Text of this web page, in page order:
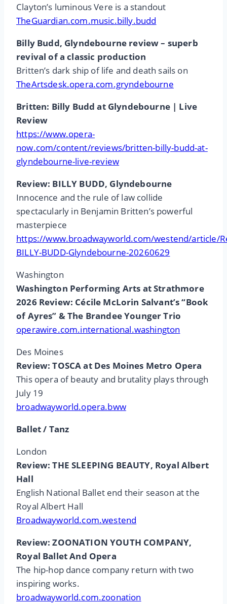
Clayton’s luminous Vere is a standout
TheGuardian.com.music.billy.budd
Billy Budd, Glyndebourne review – superb
revival of a classic production
Britten’s dark ship of life and death sails on
TheArtsdesk.opera.com.gryndebourne
Britten: Billy Budd at Glyndebourne | Live
Review
https://www.opera-
now.com/content/reviews/britten-billy-budd-at-
glyndebourne-live-review
Review: BILLY BUDD, Glyndebourne
Innocence and the rule of law collide
spectacularly in Benjamin Britten’s powerful
masterpiece
https://www.broadwayworld.com/westend/article/
BILLY-BUDD-Glyndebourne-20260629
Washington
Washington Performing Arts at Strathmore
2026 Review: Cécile McLorin Salvant’s “Book
of Ayres” & The Brandee Younger Trio
operawire.com.international.washington
Des Moines
Review: TOSCA at Des Moines Metro Opera
This opera of beauty and brutality plays through
July 19
broadwayworld.opera.bww
Ballet / Tanz
London
Review: THE SLEEPING BEAUTY, Royal Albert
Hall
English National Ballet end their season at the
Royal Albert Hall
Broadwayworld.com.westend
Review: ZOONATION YOUTH COMPANY,
Royal Ballet And Opera
The hip-hop dance company return with two
inspiring works.
broadwayworld.com.zoonation